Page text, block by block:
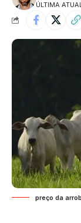
ÚLTIMA
preço da